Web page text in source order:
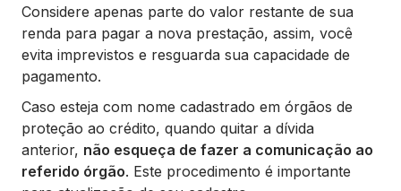
Considere apenas parte do valor restante de sua
renda para pagar a nova prestação, assim, você
evita imprevistos e resguarda sua capacidade de
pagamento.
Caso esteja com nome cadastrado em órgãos de
proteção ao crédito, quando quitar a dívida
anterior, não esqueça de fazer a comunicação ao
referido órgão. Este procedimento é importante